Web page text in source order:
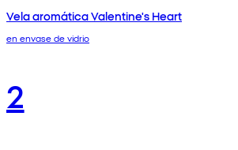
Vela aromática Valentine's Heart
en envase de vidrio
2